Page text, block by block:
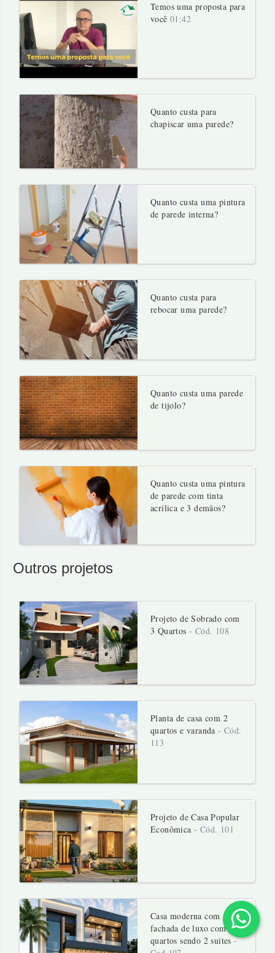
Temos uma proposta para
você 01:42
Quanto custa para
chapiscar uma parede?
Quanto custa uma pintura
de parede interna?
Quanto custa para
rebocar uma parede?
Quanto custa uma parede
de tijolo?
Quanto custa uma pintura
de parede com tinta
acrílica e 3 demãos?
Outros projetos
Projeto de Sobrado com
3 Quartos- Cód. 108
Planta de casa com 2
quartos e varanda- Cód.
113
Projeto de Casa Popular
Econômica- Cód. 101
Casa moderna com
fachada de luxo com 4
quartos sendo 2 suites-